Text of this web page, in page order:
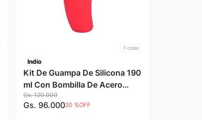
1 color
Indio
Kit De Guampa De Silicona 190
ml Con Bombilla De Acero
Inoxidable Color Rojo Indio
Gs. 120.000
Gs. 96.00020 %OFF